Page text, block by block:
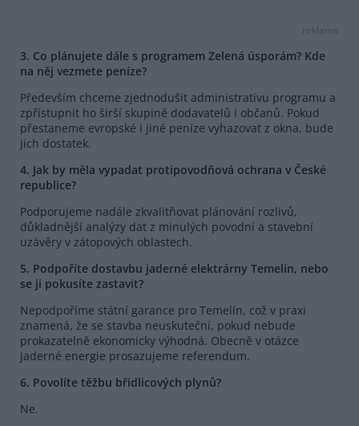
reklama
3. Co plánujete dále s programem Zelená úsporám? Kde
na něj vezmete peníze?
Především chceme zjednodušit administrativu programu a
zpřístupnit ho širší skupině dodavatelů i občanů. Pokud
přestaneme evropské i jiné peníze vyhazovat z okna, bude
jich dostatek.
4. Jak by měla vypadat protipovodňová ochrana v České
republice?
Podporujeme nadále zkvalitňovat plánování rozlivů,
důkladnější analýzy dat z minulých povodní a stavební
uzávěry v zátopových oblastech.
5. Podpoříte dostavbu jaderné elektrárny Temelín, nebo
se ji pokusíte zastavit?
Nepodpoříme státní garance pro Temelín, což v praxi
znamená, že se stavba neuskuteční, pokud nebude
prokazatelně ekonomicky výhodná. Obecně v otázce
jaderné energie prosazujeme referendum.
6. Povolíte těžbu břidlicových plynů?
Ne.